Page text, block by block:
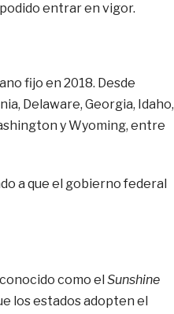
entrar en vigor.
fijo en 2018. Desde
Delaware, Georgia, Idaho,
y Wyoming, entre
a que el gobierno federal
como el Sunshine
los estados adopten el